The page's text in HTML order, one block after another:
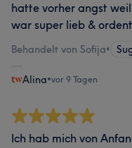
hatte vorher angst
war super lieb &
Behandelt von Sofija•
Alina•vor 9 Tagen
Ich hab mich von